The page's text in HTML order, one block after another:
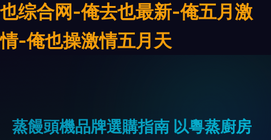
也综合网-俺去也最新-俺五月激
情-俺也操激情五月天
蒸饅頭機品牌選購指南 以粵蒸廚房